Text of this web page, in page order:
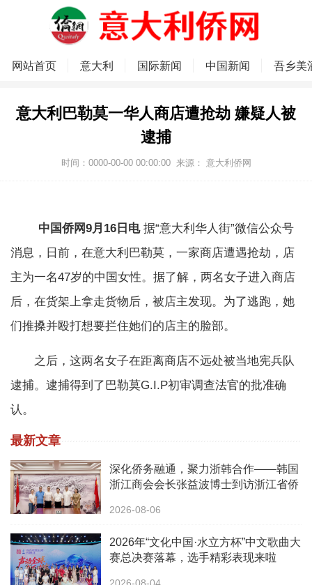
网站首页 意大利 国际新闻 中国新闻 吾乡美
意大利巴勒莫一华人商店遭抢劫 嫌疑人被
逮捕
时间：0000-00-00 00:00:00 来源： 意大利侨网
中国侨网9月16日电据“意大利华人街”微信公众号
消息，日前，在意大利巴勒莫，一家商店遭遇抢劫，店
主为一名47岁的中国女性。据了解，两名女子进入商店
后，在货架上拿走货物后，被店主发现。为了逃跑，她
们推搡并殴打想要拦住她们的店主的脸部。
之后，这两名女子在距离商店不远处被当地宪兵队
逮捕。逮捕得到了巴勒莫G.I.P初审调查法官的批准确
认。
最新文章
深化侨务融通，聚力浙韩合作——韩国
浙江商会会长张益波博士到访浙江省侨
2026-08-06
2026年“文化中国·水立方杯”中文歌曲大
赛总决赛落幕，选手精彩表现来啦